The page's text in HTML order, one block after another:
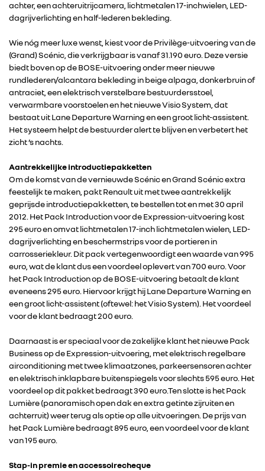
RENAULT GROUP
RENAULT
DACIA
ALPINE
ALLIANCE
FOTO’S & VIDEO’S
IN DE MEDIA
CONTACT
achter, een achteruitrijcamera, lichtmetalen 17-inchwielen, LED-
dagrijverlichting en half-lederen bekleding.
Wie nóg meer luxe wenst, kiest voor de Privilège-uitvoering van de
(Grand) Scénic, die verkrijgbaar is vanaf 31.190 euro. Deze versie
biedt boven op de BOSE-uitvoering onder meer nieuwe
rundlederen/alcantara bekleding in beige alpaga, donkerbruin of
antraciet, een elektrisch verstelbare bestuurdersstoel,
verwarmbare voorstoelen en het nieuwe Visio System, dat
bestaat uit Lane Departure Warning en een groot licht-assistent.
Het systeem helpt de bestuurder alert te blijven en verbetert het
zicht ’s nachts.
Aantrekkelijke introductiepakketten
Om de komst van de vernieuwde Scénic en Grand Scénic extra
feestelijk te maken, pakt Renault uit met twee aantrekkelijk
geprijsde introductiepakketten, te bestellen tot en met 30 april
2012. Het Pack Introduction voor de Expression-uitvoering kost
295 euro en omvat lichtmetalen 17-inch lichtmetalen wielen, LED-
dagrijverlichting en beschermstrips voor de portieren in
carrosseriekleur. Dit pack vertegenwoordigt een waarde van 995
euro, wat de klant dus een voordeel oplevert van 700 euro. Voor
het Pack Introduction op de BOSE-uitvoering betaalt de klant
eveneens 295 euro. Hiervoor krijgt hij Lane Departure Warning en
een groot licht-assistent (oftewel: het Visio System). Het voordeel
voor de klant bedraagt 200 euro.
Daarnaast is er speciaal voor de zakelijke klant het nieuwe Pack
Business op de Expression-uitvoering, met elektrisch regelbare
airconditioning met twee klimaatzones, parkeersensoren achter
en elektrisch inklapbare buitenspiegels voor slechts 595 euro. Het
voordeel op dit pakket bedraagt 390 euro.Ten slotte is het Pack
Lumière (panoramisch open dak en extra getinte zijruiten en
achterruit) weer terug als optie op alle uitvoeringen. De prijs van
het Pack Lumière bedraagt 895 euro, een voordeel voor de klant
van 195 euro.
Stap-in premie en accessoirecheque